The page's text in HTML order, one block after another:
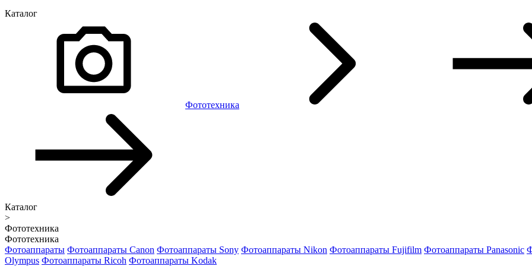
Каталог
Фототехника
Каталог
>
Фототехника
Фототехника
Фотоаппараты Фотоаппараты Canon Фотоаппараты Sony Фотоаппараты Nikon Фотоаппараты Fujifilm Фотоаппараты Panasonic
Olympus Фотоаппараты Ricoh Фотоаппараты Kodak